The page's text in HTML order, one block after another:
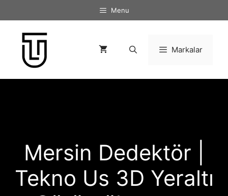
atla
Menu
Markalar
Mersin Dedektör |
Tekno Us 3D Yeraltı